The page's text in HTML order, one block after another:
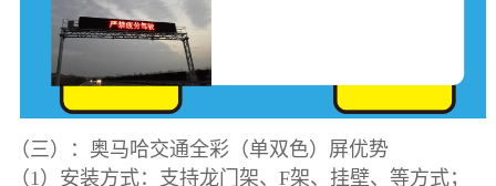
（三）：奥马哈交通全彩（单双色）屏优势
（1） 安装方式：支持龙门架、F架、挂壁、等方式；